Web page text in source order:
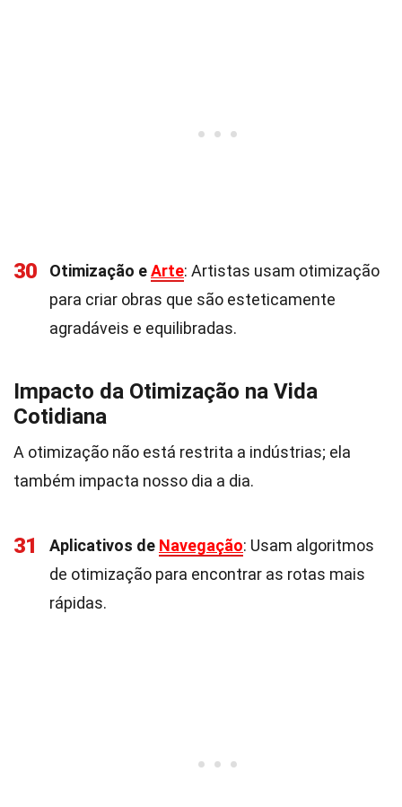
30 Otimização eArte: Artistas usam otimização
para criar obras que são esteticamente
agradáveis e equilibradas.
Impacto da Otimização na Vida
Cotidiana
A otimização não está restrita a indústrias; ela
também impacta nosso dia a dia.
31 Aplicativos de Navegação: Usam algoritmos
de otimização para encontrar as rotas mais
rápidas.